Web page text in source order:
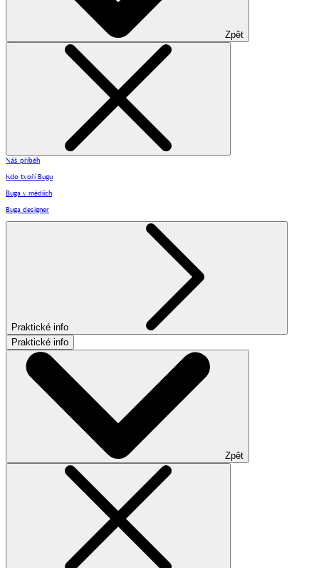
Zpět
Náš příběh
Kdo tvoří Bugu
Buga v médiích
Buga designer
Praktické info
Praktické info
Zpět